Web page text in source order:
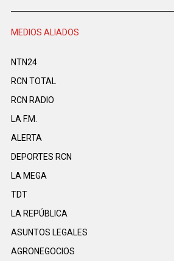
MEDIOS ALIADOS
NTN24
RCN TOTAL
RCN RADIO
LA F.M.
ALERTA
DEPORTES RCN
LA MEGA
TDT
LA REPÚBLICA
ASUNTOS LEGALES
AGRONEGOCIOS